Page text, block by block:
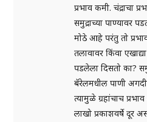
प्रभाव कमी. चंद्राचा
समुद्राच्या पाण्यावर
मोठे आहे परंतु तो
तलावावर किंवा
पडलेला दिसतो का?
बॅरेलमधील पाणी
त्यामुळे ग्रहांचाच
लाखो प्रकाशवर्षे दूर